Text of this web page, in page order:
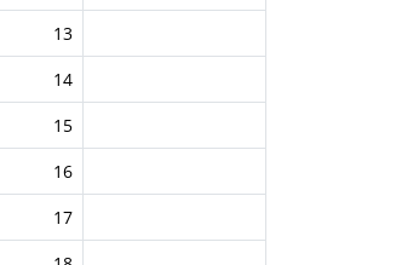
13
14
15
16
17